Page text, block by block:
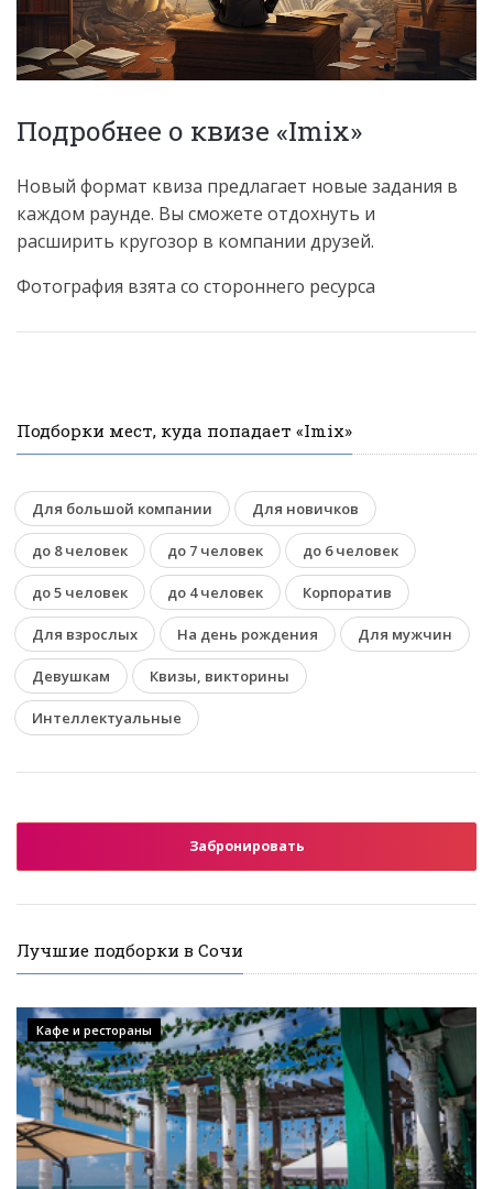
Подробнее о квизе «Imix»
Новый формат квиза предлагает новые задания в
каждом раунде. Вы сможете отдохнуть и
расширить кругозор в компании друзей.
Фотография взята со стороннего ресурса
Подборки мест, куда попадает «Imix»
Для большой компании Для новичков
до 8 человек до 7 человек до 6 человек
до 5 человек до 4 человек Корпоратив
Для взрослых На день рождения Для мужчин
Девушкам Квизы, викторины
Интеллектуальные
Забронировать
Лучшие подборки в Сочи
Кафе и рестораны